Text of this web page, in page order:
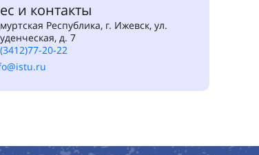
и контакты
Республика, г. Ижевск, ул.
д. 7
20-22